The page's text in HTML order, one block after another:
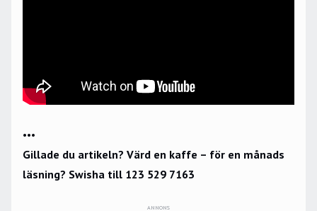
•••
Gillade du artikeln? Värd en kaffe – för en månads
läsning? Swisha till 123 529 7163